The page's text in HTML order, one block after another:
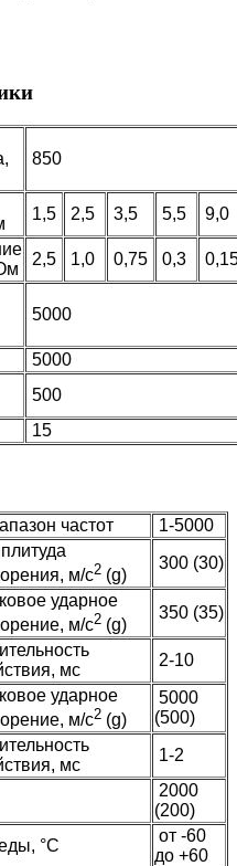
850
1,5 2,5 3,5 5,5
9,0
2,5 1,0 0,75 0,3
5000
5000
500
15
частот
1-5000
м/с2 (g)
300 (30)
ударное
м/с2 (g)
350 (35)
мс
2-10
ударное
м/с2 (g)
5000
(500)
мс
1-2
2000
(200)
°C
от -60
до +60